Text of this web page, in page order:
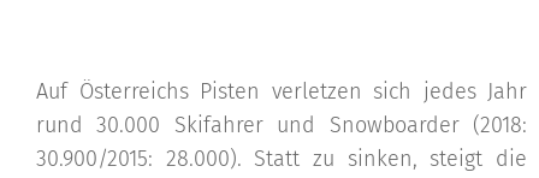
Auf Österreichs Pisten verletzen sich jedes Jahr
rund 30.000 Skifahrer und Snowboarder (2018:
30.900/2015: 28.000). Statt zu sinken, steigt die